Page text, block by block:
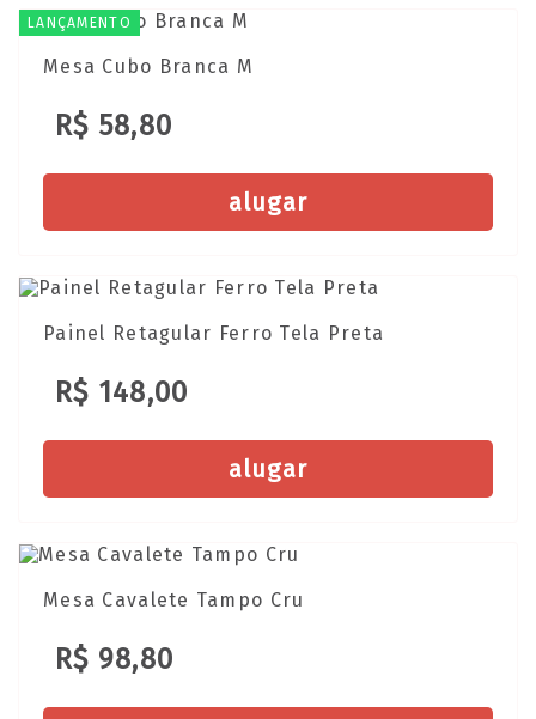
LANÇAMENTO
Mesa Cubo Branca M
R$ 58,80
alugar
Painel Retagular Ferro Tela Preta
R$ 148,00
alugar
Mesa Cavalete Tampo Cru
R$ 98,80